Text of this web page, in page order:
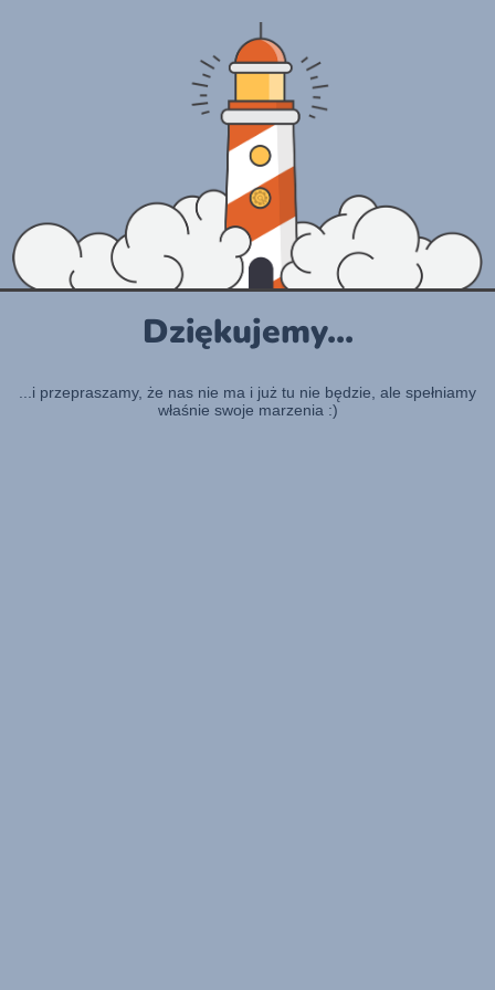
Dziękujemy...
...i przepraszamy, że nas nie ma i już tu nie będzie, ale spełniamy
właśnie swoje marzenia :)